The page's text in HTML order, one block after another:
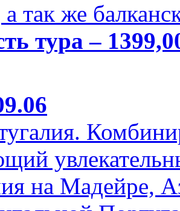
так же
тура –
на Мадейре,